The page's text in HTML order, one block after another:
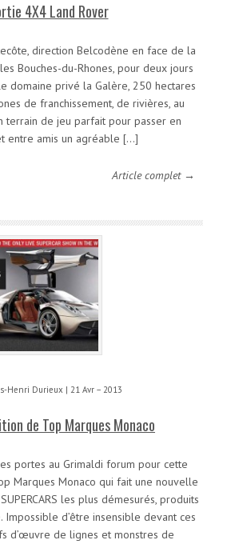
4X4 Land Rover
direction Belcodène en face de la
Bouches-du-Rhones, pour deux jours
domaine privé la Galère, 250 hectares
de franchissement, de rivières, au
terrain de jeu parfait pour passer en
entre amis un agréable […]
Article complet →
Henri Durieux | 21 Avr – 2013
de Top Marques Monaco
portes au Grimaldi forum pour cette
Marques Monaco qui fait une nouvelle
les plus démesurés, produits
d’être insensible devant ces
d’œuvre de lignes et monstres de